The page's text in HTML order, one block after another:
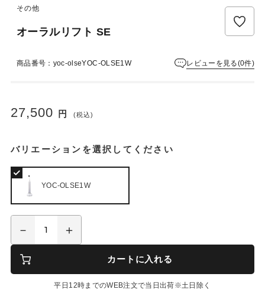
その他
オーラルリフト SE
商品番号：yoc-olseYOC-OLSE1W レビューを見る(0件)
27,500 円 (税込)
バリエーションを選択してください
YOC-OLSE1W
カートに入れる
平日12時までのWEB注文で当日出荷※土日除く